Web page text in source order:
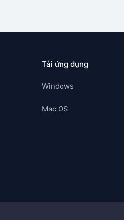
Tải ứng dụng
Windows
Mac OS